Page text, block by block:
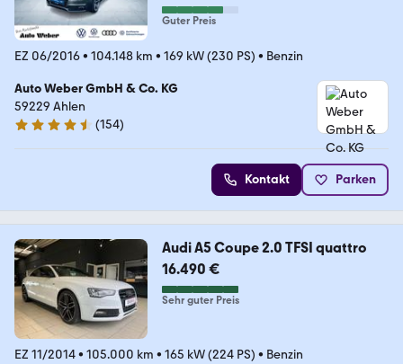
Guter Preis
EZ 06/2016• 104.148 km • 169 kW (230 PS) • Benzin
Auto Weber GmbH & Co. KG
59229 Ahlen
4.5 Sterne
(154)
Kontakt Parken
Audi A5 Coupe 2.0 TFSI quattro
16.490 €
Sehr guter Preis
EZ 11/2014• 105.000 km • 165 kW (224 PS) • Benzin